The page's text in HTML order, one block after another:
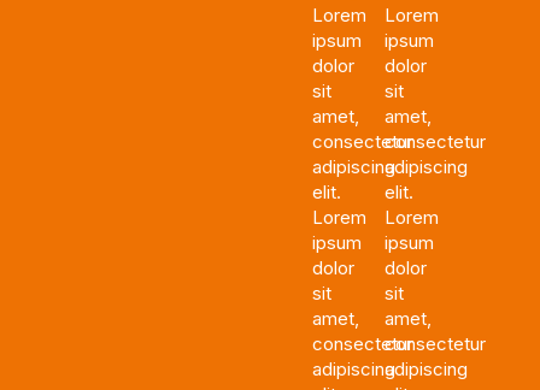
Lorem
ipsum
dolor
sit
amet,
consectetur
adipiscing
elit.
Lorem
ipsum
dolor
sit
amet,
consectetur
adipiscing
Lorem
ipsum
dolor
sit
amet,
consectetur
adipiscing
elit.
Lorem
ipsum
dolor
sit
amet,
consectetur
adipiscing